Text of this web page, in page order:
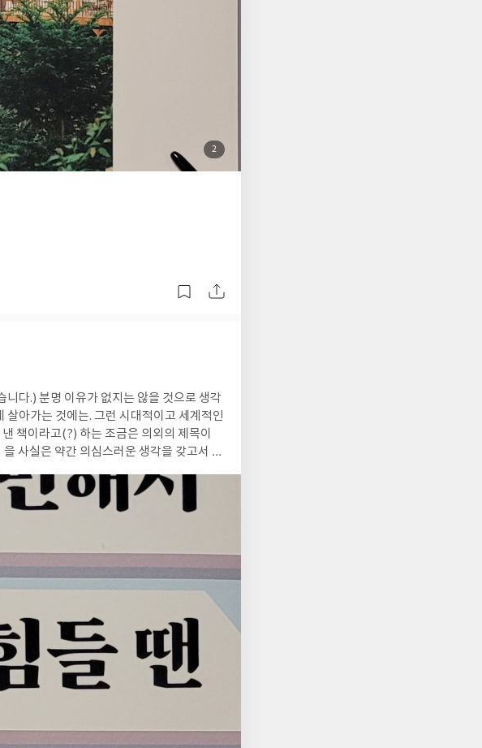
첨
부
사
2
으로 생각
살아가는 것에는. 그런 시대적이고 세계적인
책이라고(?) 하는 조금은 의외의 제목이
사실은 약간 의심스러운 생각을 갖고서 읽
읽는 내내 매우 동양적이고 특히나 불교
자는 어떤 면에서는 한국인인 나보다도 더
한 고정적이고 완성된 상태의 건강이 아니
관점이 딱 정해진 곧은 직선이 아니라 유유
"가 필요하다는 입장이다. 특히 강조하는
와 해소, 피로와 편안한 상태를 오가는 동적
이터" 부분이다. 우리는 항상 블루나 그린
로 되도록이면, 수월하게 그린과 블루로 회
태로 떨어지는 것을 방지할 수 있다고. 그렇
이 되는 부분이 있음을 설명해 주며, 이 네
벗어
적 탈진이 되지 않도록 막아준다. 하지만 너
스트레스와 자극이 필요한데, 모든 자극
서 문제가 더 나빠질 뿐이다." 이렇게